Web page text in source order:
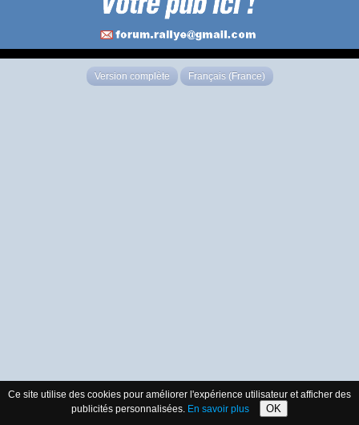
Version complète Français (France)
Ce site utilise des cookies pour améliorer l'expérience utilisateur et afficher des
publicités personnalisées. En savoir plus OK